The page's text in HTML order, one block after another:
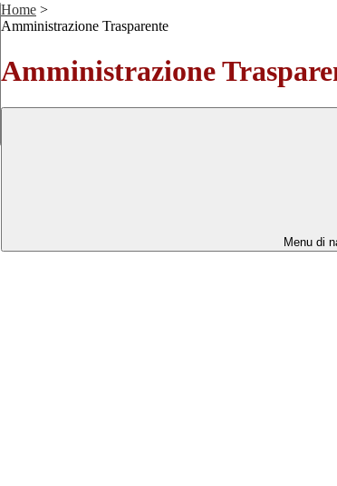
Home >
Amministrazione Trasparente
Amministrazione
Menu di